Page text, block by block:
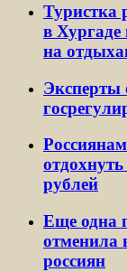
Туристка
в Хургаде
на
Эксперты
рублей
Еще одна
отменила
россиян